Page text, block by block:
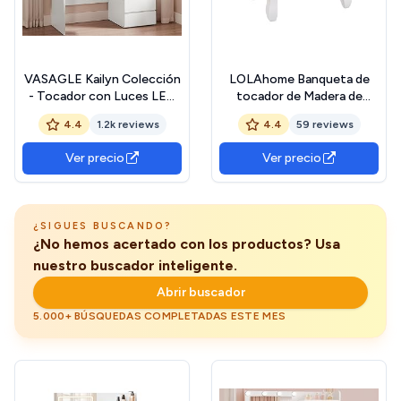
VASAGLE Kailyn Colección
- Tocador con Luces LED
de Brillo Ajustable, Mesa de
Maquillaje con Espejo, 40 x
97,5 x 145 cm,
Compartimentos Abiertos,
Estantes Ajustable, Blanco
4.4 1.2k reviews
Ver precio
LOLAhome Banqueta de
tocador de Madera de
paulonia clásica Blanca de
50x30x39 cm, Taburete
para Tocador Blanco,
Taburete de Maquillaje
Tapizado para Sala de Estar
4.4 59 reviews
Ver precio
¿SIGUES BUSCANDO?
¿No hemos acertado con los productos? Usa
nuestro buscador inteligente.
Abrir buscador
5.000+ BÚSQUEDAS COMPLETADAS ESTE MES